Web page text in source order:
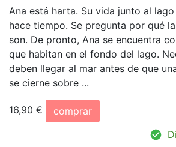
Ana está harta. Su vida junto al
hace tiempo. Se pregunta por qué
son. De pronto, Ana se encuentra
que habitan en el fondo del lago.
deben llegar al mar antes de que
se cierne sobre ...
16,90 €
comprar